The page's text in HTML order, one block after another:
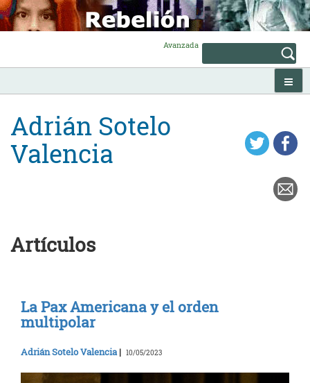
Skip
to
content
Avanzada
Adrián Sotelo
Valencia
Artículos
La Pax Americana y el orden
multipolar
Adrián Sotelo Valencia | 10/05/2023